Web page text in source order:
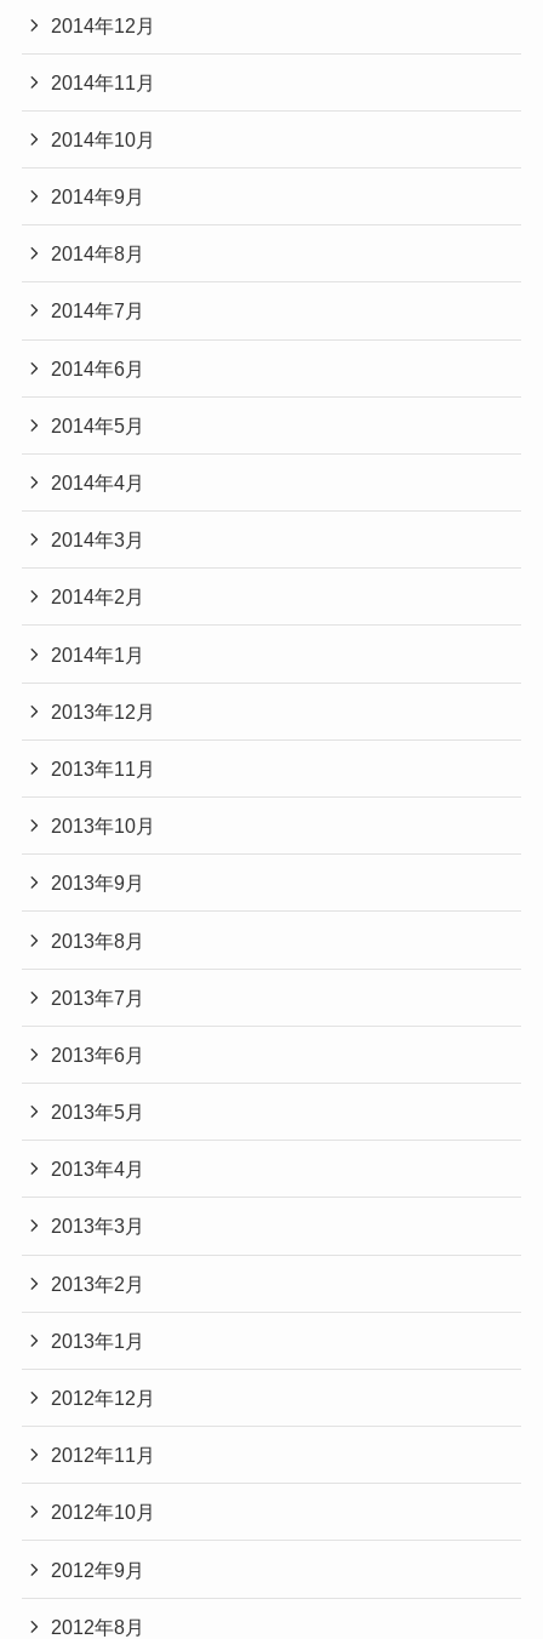
2014年12月
2014年11月
2014年10月
2014年9月
2014年8月
2014年7月
2014年6月
2014年5月
2014年4月
2014年3月
2014年2月
2014年1月
2013年12月
2013年11月
2013年10月
2013年9月
2013年8月
2013年7月
2013年6月
2013年5月
2013年4月
2013年3月
2013年2月
2013年1月
2012年12月
2012年11月
2012年10月
2012年9月
2012年8月